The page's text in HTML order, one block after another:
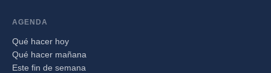
AGENDA
Qué hacer hoy
Qué hacer mañana
Este fin de semana